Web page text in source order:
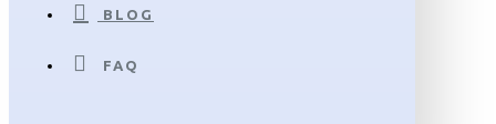
BLOG
FAQ